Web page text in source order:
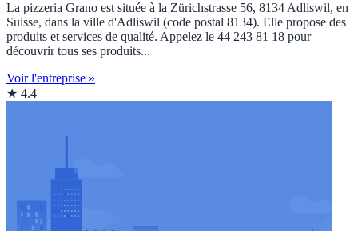
La pizzeria Grano est située à la Zürichstrasse 56, 8134 Adliswil, en
Suisse, dans la ville d'Adliswil (code postal 8134). Elle propose des
produits et services de qualité. Appelez le 44 243 81 18 pour
découvrir tous ses produits...
Voir l'entreprise »
★ 4.4